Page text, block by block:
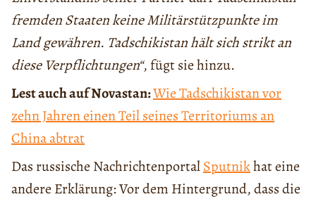
fremden Staaten keine Militärstützpunkte im
Land gewähren. Tadschikistan hält sich strikt an
diese Verpflichtungen“, fügt sie hinzu.
Lest auch auf Novastan:Wie Tadschikistan vor
zehn Jahren einen Teil seines Territoriums an
China abtrat
Das russische NachrichtenportalSputnikhat eine
andere Erklärung: Vor dem Hintergrund, dass die